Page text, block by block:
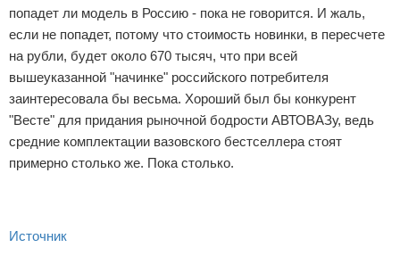
попадет ли модель в Россию - пока не говорится. И жаль,
если не попадет, потому что стоимость новинки, в пересчете
на рубли, будет около 670 тысяч, что при всей
вышеуказанной "начинке" российского потребителя
заинтересовала бы весьма. Хороший был бы конкурент
"Весте" для придания рыночной бодрости АВТОВАЗу, ведь
средние комплектации вазовского бестселлера стоят
примерно столько же. Пока столько.
Источник